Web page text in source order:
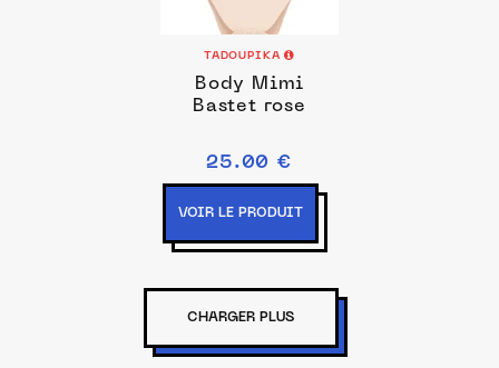
TADOUPIKA
Body Mimi
Bastet rose
25.00 €
VOIR LE PRODUIT
CHARGER PLUS